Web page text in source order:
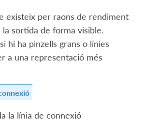
existeix per raons de rendiment
la sortida de forma visible.
hi ha pinzells grans o línies
a una representació més
la línia de connexió